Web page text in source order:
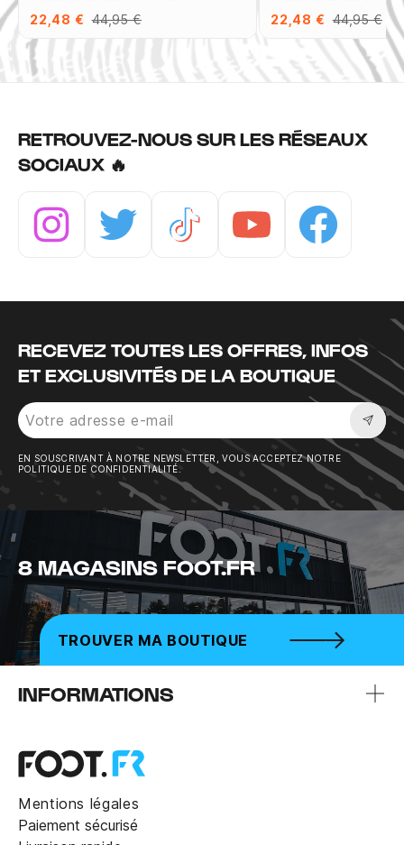
22,48 € 44,95 € 22,48 € 44,95 €
RETROUVEZ-NOUS SUR LES RÉSEAUX
SOCIAUX 🔥
RECEVEZ TOUTES LES OFFRES, INFOS
ET EXCLUSIVITÉS DE LA BOUTIQUE
EN SOUSCRIVANT À NOTRE NEWSLETTER, VOUS ACCEPTEZ NOTRE
POLITIQUE DE CONFIDENTIALITÉ.
8 MAGASINS FOOT.FR
TROUVER MA BOUTIQUE
INFORMATIONS
Mentions légales
Paiement sécurisé